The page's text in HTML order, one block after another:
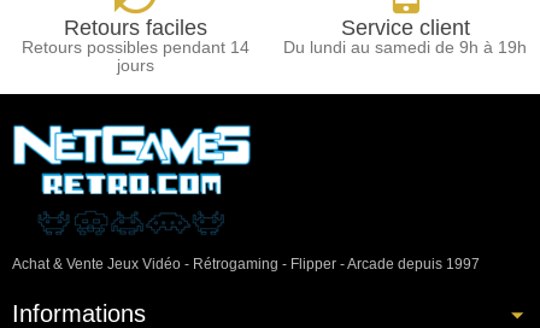
Retours faciles
Retours possibles pendant 14
jours
Service client
Du lundi au samedi de 9h à 19h
Achat & Vente Jeux Vidéo - Rétrogaming - Flipper - Arcade depuis 1997
Informations